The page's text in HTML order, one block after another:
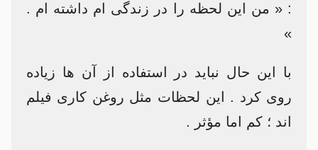
: « من این لحظه را در زندگی ام داشته ام .
»
با این حال نباید در استفاده از آن ها زیاده
روی کرد . این لحظات مثل روغن کاری فیلم
اند ؛ کم اما مؤثر .